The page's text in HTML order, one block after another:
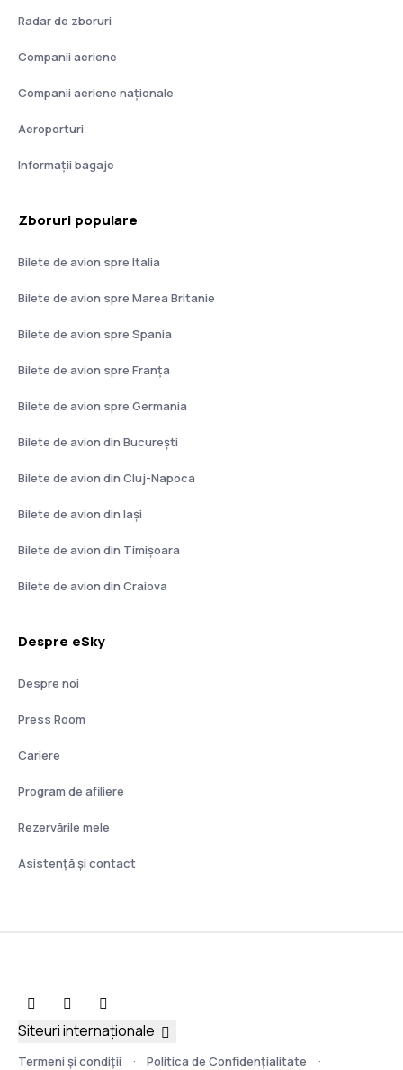
Radar de zboruri
Companii aeriene
Companii aeriene naţionale
Aeroporturi
Informații bagaje
Zboruri populare
Bilete de avion spre Italia
Bilete de avion spre Marea Britanie
Bilete de avion spre Spania
Bilete de avion spre Franţa
Bilete de avion spre Germania
Bilete de avion din București
Bilete de avion din Cluj-Napoca
Bilete de avion din Iași
Bilete de avion din Timișoara
Bilete de avion din Craiova
Despre eSky
Despre noi
Press Room
Cariere
Program de afiliere
Rezervările mele
Asistenţă şi contact
Termeni şi condiţii Politica de Confidențialitate
Siteuri internaționale